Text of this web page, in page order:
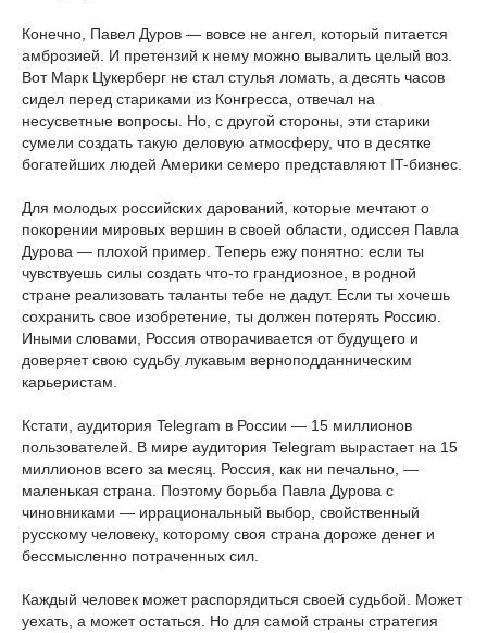
Конечно, Павел Дуров — вовсе не ангел, который питается
амброзией. И претензий к нему можно вывалить целый воз.
Вот Марк Цукерберг не стал стулья ломать, а десять часов
сидел перед стариками из Конгресса, отвечал на
несусветные вопросы. Но, с другой стороны, эти старики
сумели создать такую деловую атмосферу, что в десятке
богатейших людей Америки семеро представляют IT-бизнес.
Для молодых российских дарований, которые мечтают о
покорении мировых вершин в своей области, одиссея Павла
Дурова — плохой пример. Теперь ежу понятно: если ты
чувствуешь силы создать что-то грандиозное, в родной
стране реализовать таланты тебе не дадут. Если ты хочешь
сохранить свое изобретение, ты должен потерять Россию.
Иными словами, Россия отворачивается от будущего и
доверяет свою судьбу лукавым верноподданническим
карьеристам.
Кстати, аудитория Telegram в России — 15 миллионов
пользователей. В мире аудитория Telegram вырастает на 15
миллионов всего за месяц. Россия, как ни печально, —
маленькая страна. Поэтому борьба Павла Дурова с
чиновниками — иррациональный выбор, свойственный
русскому человеку, которому своя страна дороже денег и
бессмысленно потраченных сил.
Каждый человек может распорядиться своей судьбой. Может
уехать, а может остаться. Но для самой страны стратегия